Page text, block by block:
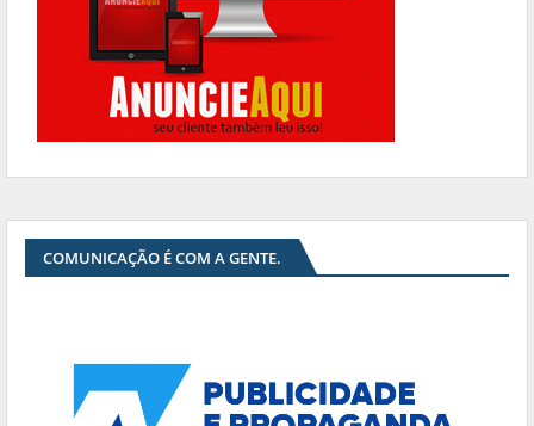
COMUNICAÇÃO É COM A GENTE.